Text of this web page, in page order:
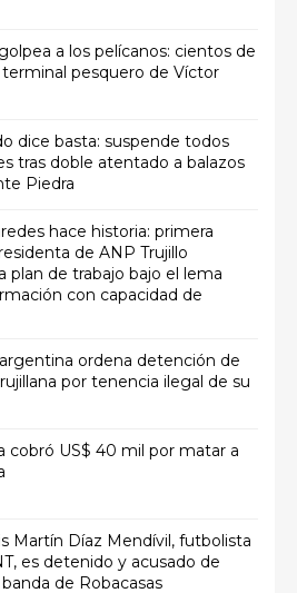
a los pelícanos: cientos de
terminal pesquero de Víctor
dice basta: suspende todos
tras doble atentado a balazos
Piedra
hace historia: primera
de ANP Trujillo
plan de trabajo bajo el lema
con capacidad de
ordena detención de
por tenencia ilegal de su
cobró US$ 40 mil por matar a
Martín Díaz Mendívil, futbolista
es detenido y acusado de
de Robacasas